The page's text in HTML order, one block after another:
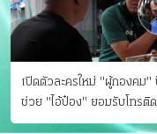
เปิดตัวละครใหม่ "ผู้กองคม"
ช่วย "ไอ้ป๋อง" ยอมรับโทรติ
กันจริง "ดาบษร" โผล่เคลีย